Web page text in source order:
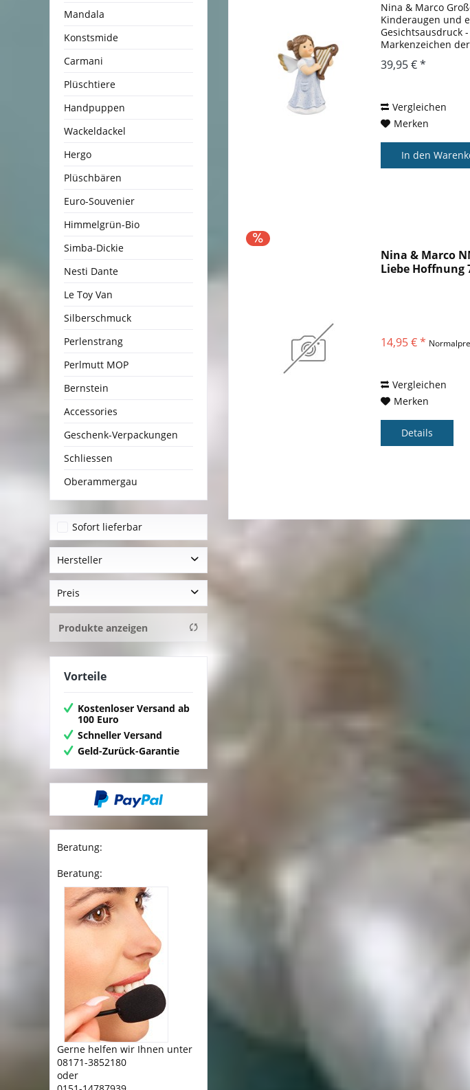
Mandala
Konstsmide
Carmani
Plüschtiere
Handpuppen
Wackeldackel
Hergo
Plüschbären
Euro-Souvenier
Himmelgrün-Bio
Simba-Dickie
Nesti Dante
Le Toy Van
Silberschmuck
Perlenstrang
Perlmutt MOP
Bernstein
Accessories
Geschenk-Verpackungen
Schliessen
Oberammergau
Sofort lieferbar
Hersteller
_
Goebel
Inware
Preis
bis
Produkte anzeigen
Vorteile
Kostenloser Versand ab
100 Euro
Schneller Versand
Geld-Zurück-Garantie
Beratung:
Beratung:
Gerne helfen wir Ihnen unter
08171-3852180
oder
Nina & Marco
Kinderaugen und
Gesichtsausdruck
Markenzeichen
Nina und Marco
1992 in enger
39,95 € *
Vergleichen
Merken
In den
Nina & Marco
Liebe Hoffnung
14,95 € *
Vergleichen
Merken
Details